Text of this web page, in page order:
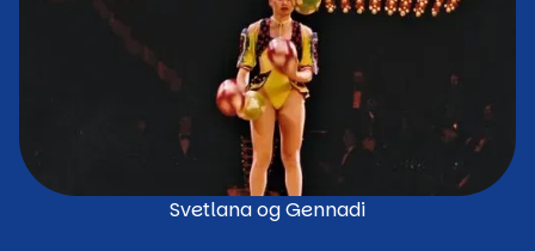
Svetlana og Gennadi